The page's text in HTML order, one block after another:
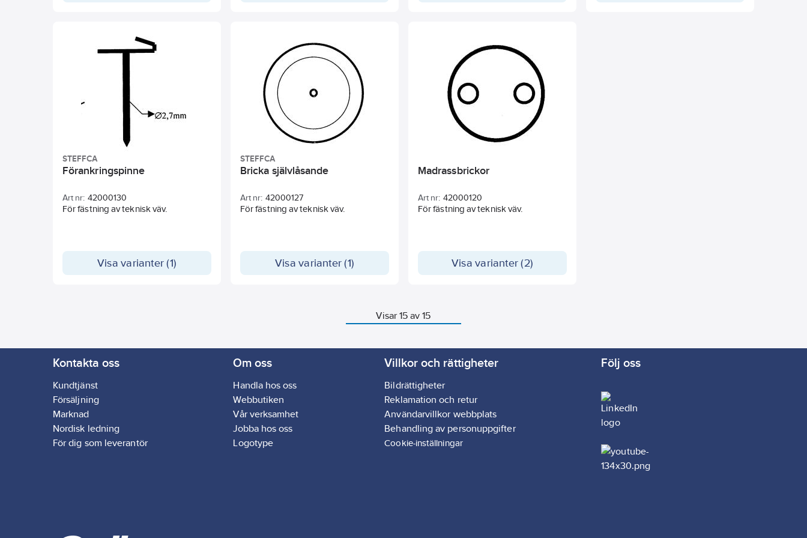
i duken utan att trådarna går upp.
Duken lämpar sig för isoleringskuddar
upp. Duken lämpar sig för svetsskydd
och isoleringskuddar i tillämpningar
där man behöver stor styrka.
STEFFCA
Förankringspinne
Art nr: 42000130
För fästning av teknisk väv.
Visa varianter (1)
STEFFCA
Bricka självlåsande
Art nr: 42000127
För fästning av teknisk väv.
Visa varianter (1)
Madrassbrickor
Art nr: 42000120
För fästning av teknisk väv.
Visa varianter (2)
Visar 15 av 15
Kontakta oss
Kundtjänst
Försäljning
Marknad
Nordisk ledning
För dig som leverantör
Om oss
Handla hos oss
Webbutiken
Vår verksamhet
Jobba hos oss
Logotype
Villkor och rättigheter
Bildrättigheter
Reklamation och retur
Användarvillkor webbplats
Behandling av personuppgifter
Cookie-inställningar
Följ oss